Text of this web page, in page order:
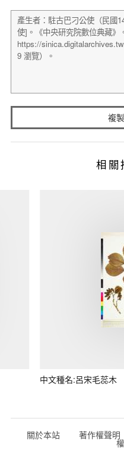
複
相關
中文種名:呂宋毛蕊木
關於本站 著作權聲明